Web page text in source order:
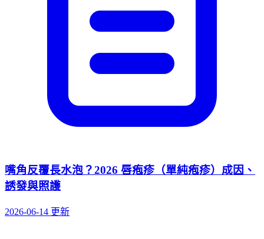
嘴角反覆長水泡？2026 唇疱疹（單純疱疹）成因、
誘發與照護
2026-06-14 更新